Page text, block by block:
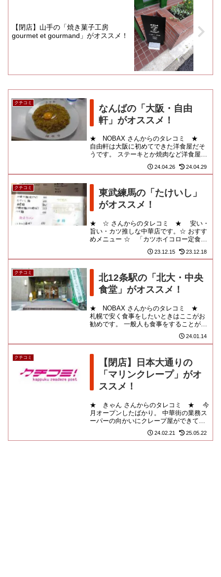
【閉店】山手の「焼き菓子工房
gourmet et gourmand」がオススメ！
クチコミ
なんばの「大阪・自由
軒」がオススメ！
★ NOBAX さんからのタレコミ ★
自由軒は大阪に初めてできた洋食屋だそ
うです。 ステーキとか焼肉など洋食屋の
メニューが並びますが 客の90％以上は
「名物カレー」を注... 24.04.26 24.04.29
クチコミ
東武練馬の「たけいし」
がオススメ！
★ ☆ さんからのタレコミ ★ 安い・
旨い・カツ推しな中華店です。☆ おすす
めメニュー ☆ 「カツホイコロー定食」
23.12.15 23.12.18
クチコミ
北12条駅の「北大・中央
食堂」がオススメ！
★ NOBAX さんからのタレコミ ★
札幌で安く食事をしたいときはここがお
勧めです。 一般人も食事をすることがで
きます。 北大構内はやたら広く、博物館
24.01.14
クチコミ
【閉店】日本大通りの
「マリンクレープ」がオ
ススメ！
★ きゃん さんからのタレコミ ★ 今
月オープンしたばかり。 中華街の業務ス
ーパーの向かいにクレープ屋ができてま
した。 お姉さん一人で作っているみたい
です。シンプルな定番...24.02.21 25.05.22